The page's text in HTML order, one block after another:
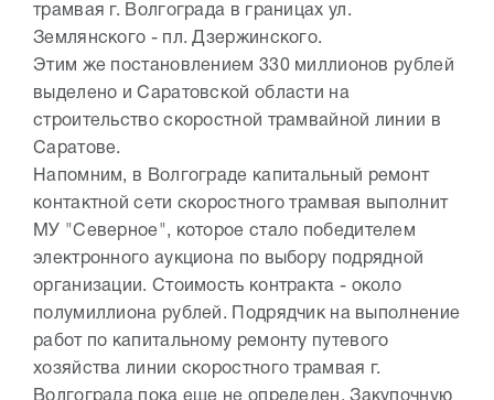
трамвая г. Волгограда в границах ул.
Землянского - пл. Дзержинского.
Этим же постановлением 330 миллионов рублей
выделено и Саратовской области на
строительство скоростной трамвайной линии в
Саратове.
Напомним, в Волгограде капитальный ремонт
контактной сети скоростного трамвая выполнит
МУ "Северное", которое стало победителем
электронного аукциона по выбору подрядной
организации. Стоимость контракта - около
полумиллиона рублей. Подрядчик на выполнение
работ по капитальному ремонту путевого
хозяйства линии скоростного трамвая г.